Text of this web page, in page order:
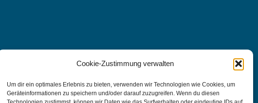
Cookie-Zustimmung verwalten
Um dir ein optimales Erlebnis zu bieten, verwenden wir Technologien wie Cookies, um
Geräteinformationen zu speichern und/oder darauf zuzugreifen. Wenn du diesen